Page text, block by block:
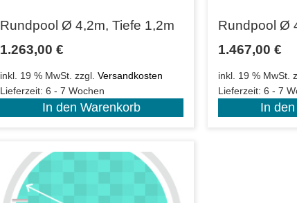
Rundpool Ø 4,2m, Tiefe 1,2m
1.263,00 €
inkl. 19 % MwSt. zzgl. Versandkosten
Lieferzeit: 6 - 7 Wochen
In den Warenkorb
Rundpool Ø
1.467,00 €
inkl. 19 % MwSt.
Lieferzeit: 6 - 7
In